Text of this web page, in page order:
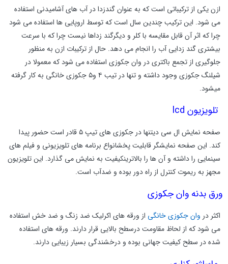
ازن یکی از ترکیباتی است که به عنوان گندزدا در آب های آشامیدنی استفاده
می شود. این ترکیب چندین سال است که توسط اروپایی ها استفاده می شود
چرا که اثر آن قابل مقایسه با کلر و دیگرگند زداها نیست چرا که با سرعت
بیشتری گند زدایی آب را انجام می دهد. حال از ترکیبات ازن به منظور
جلوگیری از تجمع باکتری در وان جکوزی استفاده می شود که معمولا در
شیلنگ جکوزی وجود داشته و تنها در تیب ۴ و۵ جکوزی خانگی به کار گرفته
میشود.
تلویزیون lcd
صفحه نمایش ال سی دیتنها در جکوزی های تیپ ۵ قادر است حضور پیدا
کند. این صفحه نمایشگر قابلیت پخشانواع برنامه های تلویزیونی و فیلم های
سینمایی را داشته و آن ها را بالاترینکیفیت به نمایش می گذارد. این تلویزیون
مجهز به ریموت کنترل از راه دور بوده و ضدآب است.
ورق بدنه وان جکوزی
اکثر در وان جکوزی خانگی از ورقه های اکرلیک ضد زنگ و ضد خش استفاده
می شود که از لحاظ مقاومت درسطح بالایی قرار دارند. ورقه های استفاده
شده در سطح کیفیت جهانی بوده و درخشندگی بسیار زیبایی دارند.